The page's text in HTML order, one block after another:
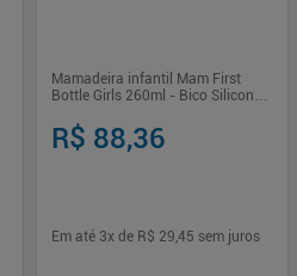
Mamadeira infantil Mam First
Bottle Girls 260ml - Bico Silicone
R$ 88,36
Em até 3x de R$ 29,45 sem juros